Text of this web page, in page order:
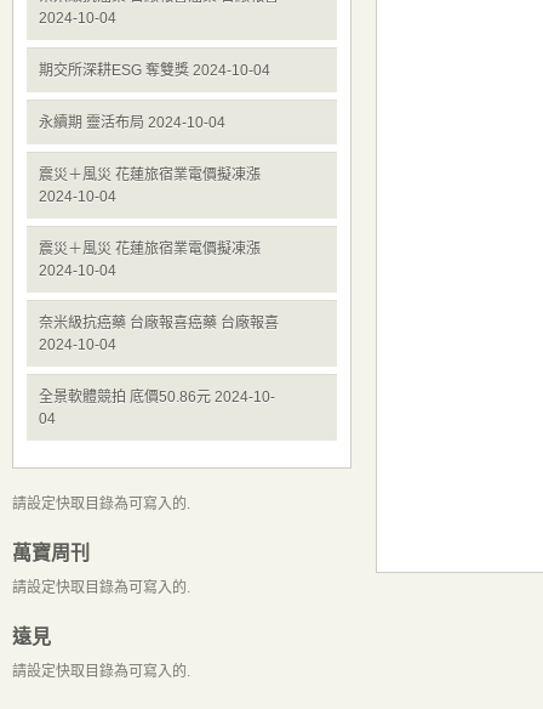
2024-10-04
期交所深耕ESG 奪雙獎 2024-10-04
永續期 靈活布局 2024-10-04
震災＋風災 花蓮旅宿業電價擬凍漲
2024-10-04
震災＋風災 花蓮旅宿業電價擬凍漲
2024-10-04
奈米級抗癌藥 台廠報喜癌藥 台廠報喜
2024-10-04
全景軟體競拍 底價50.86元 2024-10-
04
請設定快取目錄為可寫入的.
萬寶周刊
請設定快取目錄為可寫入的.
遠見
請設定快取目錄為可寫入的.